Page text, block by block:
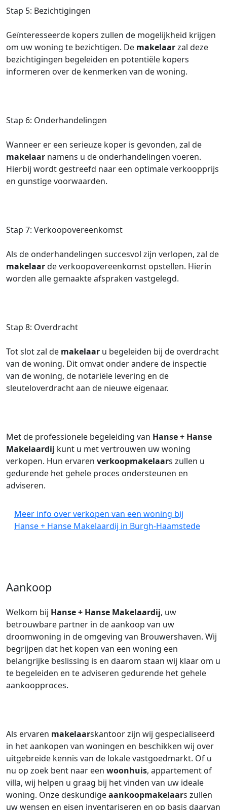
Stap 5: Bezichtigingen
Geïnteresseerde kopers zullen de mogelijkheid krijgen
om uw woning te bezichtigen. De makelaarzal deze
bezichtigingen begeleiden en potentiële kopers
informeren over de kenmerken van de woning.
Stap 6: Onderhandelingen
Wanneer er een serieuze koper is gevonden, zal de
makelaar namens u de onderhandelingen voeren.
Hierbij wordt gestreefd naar een optimale verkoopprijs
en gunstige voorwaarden.
Stap 7: Verkoopovereenkomst
Als de onderhandelingen succesvol zijn verlopen, zal de
makelaarde verkoopovereenkomst opstellen. Hierin
worden alle gemaakte afspraken vastgelegd.
Stap 8: Overdracht
Tot slot zal de makelaar u begeleiden bij de overdracht
van de woning. Dit omvat onder andere de inspectie
van de woning, de notariële levering en de
sleuteloverdracht aan de nieuwe eigenaar.
Met de professionele begeleiding van Hanse + Hanse
Makelaardij kunt u met vertrouwen uw woning
verkopen. Hun ervaren verkoopmakelaars zullen u
gedurende het gehele proces ondersteunen en
adviseren.
Meer info over verkopen van een woning bij
Hanse + Hanse Makelaardij in Burgh-Haamstede
Aankoop
Welkom bij Hanse + Hanse Makelaardij, uw
betrouwbare partner in de aankoop van uw
droomwoning in de omgeving van Brouwershaven. Wij
begrijpen dat het kopen van een woning een
belangrijke beslissing is en daarom staan wij klaar om u
te begeleiden en te adviseren gedurende het gehele
aankoopproces.
Als ervaren makelaarskantoor zijn wij gespecialiseerd
in het aankopen van woningen en beschikken wij over
uitgebreide kennis van de lokale vastgoedmarkt. Of u
nu op zoek bent naar een woonhuis, appartement of
villa, wij helpen u graag bij het vinden van uw ideale
woning. Onze deskundigeaankoopmakelaars zullen
uw wensen en eisen inventariseren en op basis daarvan